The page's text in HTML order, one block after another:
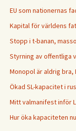
EU som nationernas
Kapital för världens
Stopp i t-banan,
Styrning av offentliga
Monopol är aldrig bra,
Ökad SL-kapacitet i
Mitt valmanifest inför
Hur öka kapaciteten